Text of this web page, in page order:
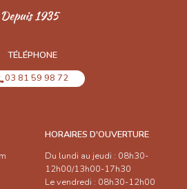
TÉLÉPHONE
03 81 59 98 72
HORAIRES D'OUVERTURE
Du lundi au jeudi : 08h30-
12h00/13h00-17h30
Le vendredi : 08h30-12h00